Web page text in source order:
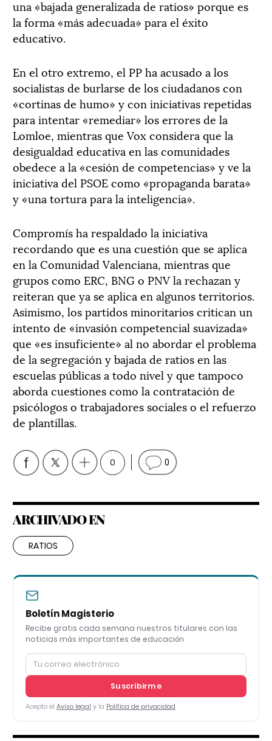
una «bajada generalizada de ratios» porque es
la forma «más adecuada» para el éxito
educativo.
En el otro extremo, el PP ha acusado a los
socialistas de burlarse de los ciudadanos con
«cortinas de humo» y con iniciativas repetidas
para intentar «remediar» los errores de la
Lomloe, mientras que Vox considera que la
desigualdad educativa en las comunidades
obedece a la «cesión de competencias» y ve la
iniciativa del PSOE como «propaganda barata»
y «una tortura para la inteligencia».
Compromís ha respaldado la iniciativa
recordando que es una cuestión que se aplica
en la Comunidad Valenciana, mientras que
grupos como ERC, BNG o PNV la rechazan y
reiteran que ya se aplica en algunos territorios.
Asimismo, los partidos minoritarios critican un
intento de «invasión competencial suavizada»
que «es insuficiente» al no abordar el problema
de la segregación y bajada de ratios en las
escuelas públicas a todo nivel y que tampoco
aborda cuestiones como la contratación de
psicólogos o trabajadores sociales o el refuerzo
de plantillas.
0 0
ARCHIVADO EN
RATIOS
Boletín Magisterio
Recibe gratis cada semana nuestros titulares con las
noticias más importantes de educación
Suscribirme
Acepto el Aviso legal y la Política de privacidad